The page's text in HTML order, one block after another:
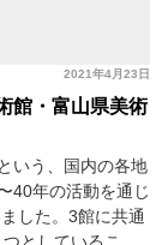
2021年4月23日
館・富山県美術
いう、国内の各地
40年の活動を通じ
した。3館に共通